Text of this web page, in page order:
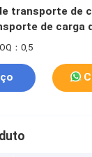
transporte de
de carga
：0,5